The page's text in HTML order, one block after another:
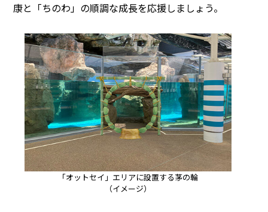
康と「ちのわ」の順調な成長を応援しましょう。
「オットセイ」エリアに設置する茅の輪
（イメージ）